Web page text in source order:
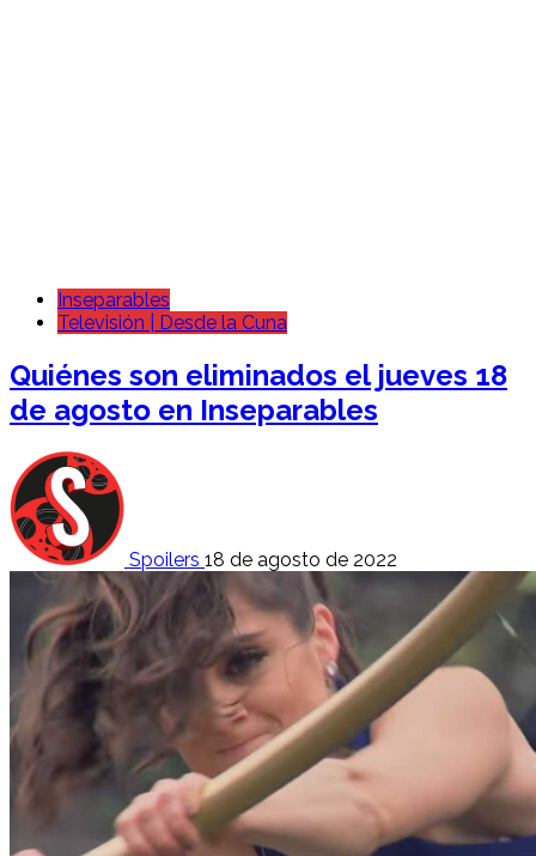
Inseparables
Televisión | Desde la Cuna
Quiénes son eliminados el jueves 18
de agosto en Inseparables
Spoilers 18 de agosto de 2022